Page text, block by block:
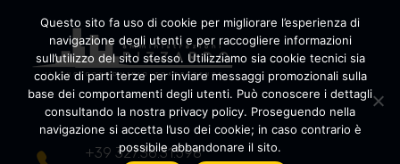
Amministrazioni Rizzardo
+39 327.36.31.598
Questo sito fa uso di cookie per migliorare l’esperienza di
navigazione degli utenti e per raccogliere informazioni
sull’utilizzo del sito stesso. Utilizziamo sia cookie tecnici sia
cookie di parti terze per inviare messaggi promozionali sulla
base dei comportamenti degli utenti. Può conoscere i dettagli
consultando la nostra privacy policy. Proseguendo nella
navigazione si accetta l’uso dei cookie; in caso contrario è
possibile abbandonare il sito.